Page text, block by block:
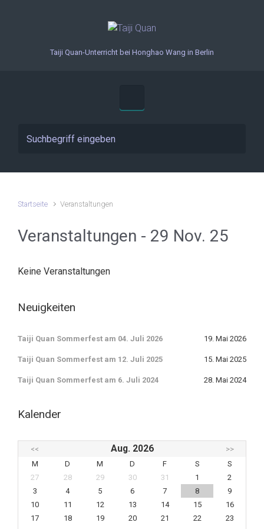
Taiji Quan-Unterricht bei Honghao Wang in Berlin
Startseite Veranstaltungen
Veranstaltungen - 29 Nov. 25
Keine Veranstaltungen
Neuigkeiten
Taiji Quan Sommerfest am 04. Juli 2026 19. Mai 2026
Taiji Quan Sommerfest am 12. Juli 2025 15. Mai 2025
Taiji Quan Sommerfest am 6. Juli 2024 28. Mai 2024
Kalender
<< Aug. 2026
>>
M
D M D F S
S
27
28 29 30 31 1
2
3
4 5 6 7 8
9
10
11 12 13 14 15
16
17
18 19 20 21 22
23